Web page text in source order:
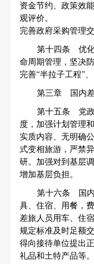
资金节约、政策效
观评价。
完善政府采购管理
第十四条 优化
命周期管理，坚决
完善“半拉子工程”
第三章 国内差
第十五条 党政
度，加强计划管理
实质内容、无明确
式变相旅游，严禁
研。加强对到基层
增加基层负担。
第十六条 国内
具、住宿、用餐，
差旅人员用车、住
规定标准及时足额
得向接待单位提出
礼品和土特产品等。